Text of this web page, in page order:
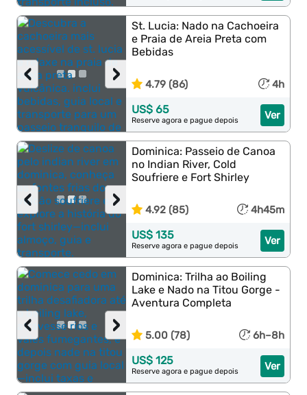
›
‹
St. Lucia: Nado na Cachoeira
e Praia de Areia Preta com
Bebidas
4.79 (86) 4h
Ver
US$ 65
Reserve agora e pague depois
›
‹
Dominica: Passeio de Canoa
no Indian River, Cold
Soufriere e Fort Shirley
4.92 (85) 4h45m
Ver
US$ 135
Reserve agora e pague depois
›
‹
Dominica: Trilha ao Boiling
Lake e Nado na Titou Gorge -
Aventura Completa
5.00 (78) 6h–8h
Ver
US$ 125
Reserve agora e pague depois